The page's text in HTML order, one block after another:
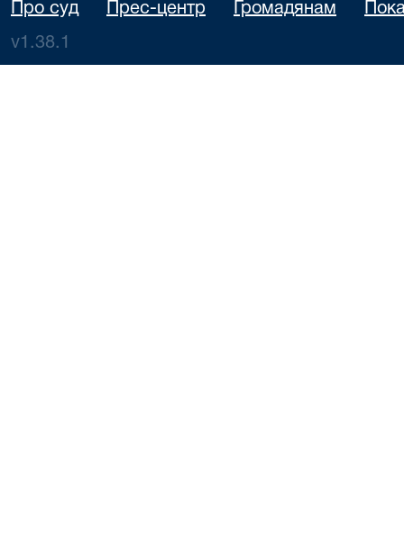
Про суд Прес-центр Громадянам
v1.38.1